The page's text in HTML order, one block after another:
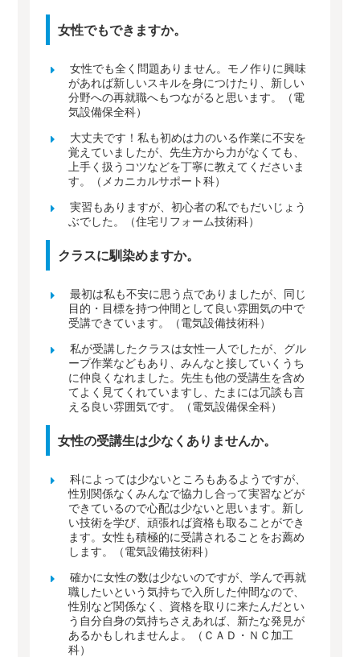
女性でもできますか。
女性でも全く問題ありません。モノ作りに興味
があれば新しいスキルを身につけたり、新しい
分野への再就職へもつながると思います。（電
気設備保全科）
大丈夫です！私も初めは力のいる作業に不安を
覚えていましたが、先生方から力がなくても、
上手く扱うコツなどを丁寧に教えてくださいま
す。（メカニカルサポート科）
実習もありますが、初心者の私でもだいじょう
ぶでした。（住宅リフォーム技術科）
クラスに馴染めますか。
最初は私も不安に思う点でありましたが、同じ
目的・目標を持つ仲間として良い雰囲気の中で
受講できています。（電気設備技術科）
私が受講したクラスは女性一人でしたが、グル
ープ作業などもあり、みんなと接していくうち
に仲良くなれました。先生も他の受講生を含め
てよく見てくれていますし、たまには冗談も言
える良い雰囲気です。（電気設備保全科）
女性の受講生は少なくありませんか。
科によっては少ないところもあるようですが、
性別関係なくみんなで協力し合って実習などが
できているので心配は少ないと思います。新し
い技術を学び、頑張れば資格も取ることができ
ます。女性も積極的に受講されることをお薦め
します。（電気設備技術科）
確かに女性の数は少ないのですが、学んで再就
職したいという気持ちで入所した仲間なので、
性別など関係なく、資格を取りに来たんだとい
う自分自身の気持ちさえあれば、新たな発見が
あるかもしれませんよ。（ＣＡＤ・ＮＣ加工
科）